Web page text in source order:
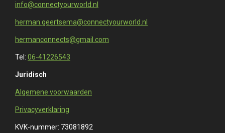
info@connectyourworld.nl
herman.geertsema@connectyourworld.nl
hermanconnects@gmail.com
Tel: 06-41226543
Juridisch
Algemene voorwaarden
Privacyverklaring
KVK-nummer: 73081892